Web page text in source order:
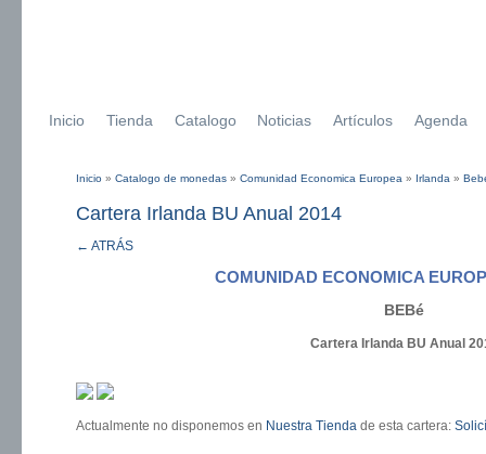
Inicio Tienda Catalogo Noticias Artículos Agenda
Inicio » Catalogo de monedas » Comunidad Economica Europea » Irlanda »
Cartera Irlanda BU Anual 2014
← ATRÁS
COMUNIDAD ECONOMICA
BEBé
Cartera Irlanda BU Anual
Actualmente no disponemos en Nuestra Tienda de esta cartera: